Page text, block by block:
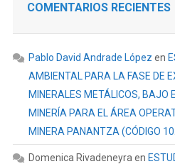
COMENTARIOS RECIENTES
Pablo David Andrade López en
AMBIENTAL PARA LA FASE DE
MINERALES METÁLICOS, BAJO
MINERÍA PARA EL ÁREA
MINERA PANANTZA (CÓDIGO
Domenica Rivadeneyra en